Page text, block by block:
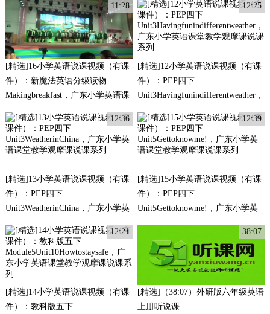
11:28
[精选]16小学英语说课视频（有课
件）：新魔法英语分级读物
Makingbreakfast，广东小学英语课
12:25
[精选]12小学英语说课视频（有课
件）：PEP四下
Unit3Havingfunindifferentweather，
系列
12:36
[精选]13小学英语说课视频（有课
件）：PEP四下
Unit3WeatherinChina，广东小学英
12:39
[精选]15小学英语说课视频（有课
件）：PEP四下
Unit5Gettoknowme!，广东小学英
12:21
[精选]14小学英语说课视频（有课
件）：教科版五下
38:07
[精选]（38:07）外研版六年级英语
上册听说课